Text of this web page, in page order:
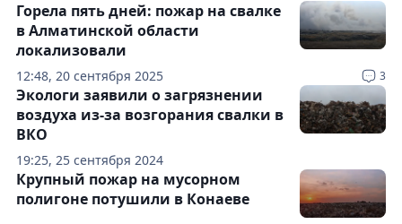
12:48, 20 сентября 2025 3
Горела пять дней: пожар на свалке
в Алматинской области
локализовали
19:25, 25 сентября 2024
Экологи заявили о загрязнении
воздуха из-за возгорания свалки в
ВКО
Крупный пожар на мусорном
полигоне потушили в Конаеве